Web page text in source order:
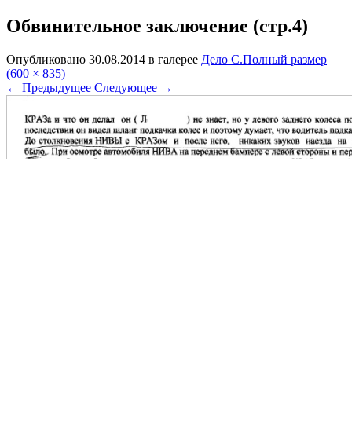
Обвинительное заключение (стр.4)
Опубликовано 30.08.2014 в галерее Дело С.Полный размер
(600 × 835)
← Предыдущее Следующее →